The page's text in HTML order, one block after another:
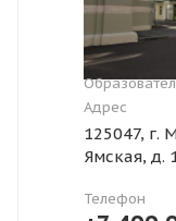
Адрес
125047, г.
Ямская, д.
Телефон